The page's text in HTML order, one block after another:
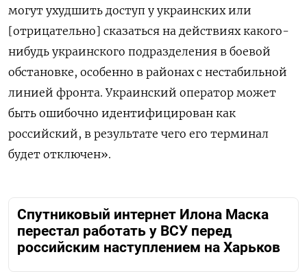
могут ухудшить доступ у украинских или
[отрицательно] сказаться на действиях какого-
нибудь украинского подразделения в боевой
обстановке, особенно в районах с нестабильной
линией фронта. Украинский оператор может
быть ошибочно идентифицирован как
российский, в результате чего его терминал
будет отключен».
Спутниковый интернет Илона Маска
перестал работать у ВСУ перед
российским наступлением на Харьков